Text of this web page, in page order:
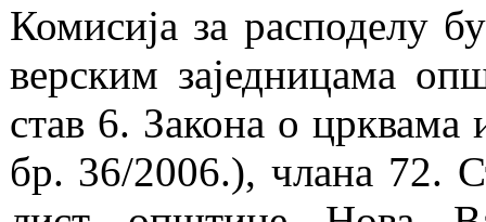
Комисија за расподелу
верским заједницама
став 6. Закона о
бр. 36/2006.), члана 72.